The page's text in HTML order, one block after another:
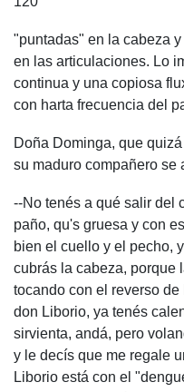
"puntadas" en la cabeza
en las articulaciones. Lo
continua y una copiosa
con harta frecuencia del
Doña Dominga, que
su maduro compañero se
--No tenés a qué salir del
paño, qu's gruesa y con
bien el cuello y el pecho,
cubrás la cabeza, porque
tocando con el reverso
don Liborio, ya tenés
sirvienta, andá, pero
y le decís que me regale
Liborio está con el